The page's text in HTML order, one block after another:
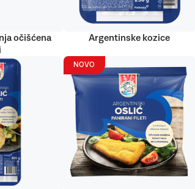
očišćena
Argentinske kozice
NOVO